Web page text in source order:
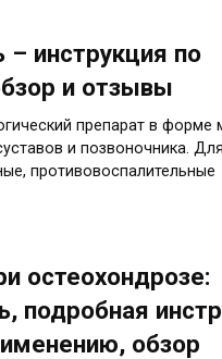
инструкция по
и отзывы
препарат в форме
и позвоночника.
противовоспалительные
остеохондрозе:
подробная
обзор